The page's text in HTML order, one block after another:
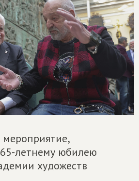
мероприятие,
летнему юбилею
художеств